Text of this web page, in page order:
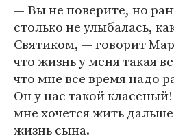
— Вы не поверите, но
столько не улыбалась,
Святиком, — говорит
что жизнь у меня такая
что мне все время надо
Он у нас такой
мне хочется жить дальше
жизнь сына.